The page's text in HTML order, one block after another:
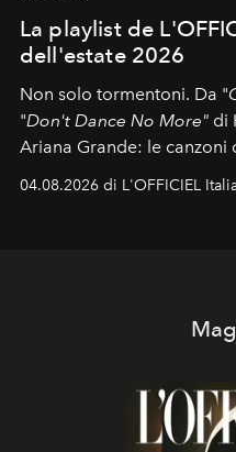
La playlist de
dell'estate 2026
Non solo tormentoni. Da "
"Don't Dance No More" di
Ariana Grande: le canzoni
04.08.2026 di L'OFFICIEL